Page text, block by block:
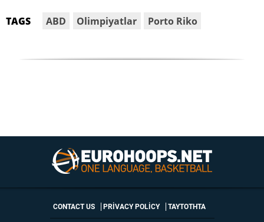
TAGS ABD Olimpiyatlar Porto Riko
CONTACT US PRIVACY POLICY ΤΑΥΤΟΤΗΤΑ